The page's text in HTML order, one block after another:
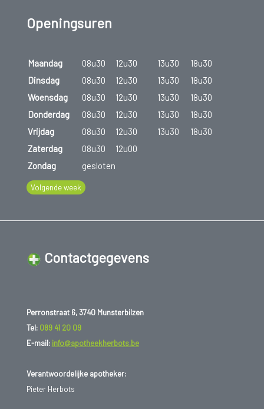
Openingsuren
Maandag 08u30 12u30 13u30
18u30
Dinsdag
08u30 12u30 13u30
18u30
Woensdag
08u30 12u30 13u30
18u30
Donderdag
08u30 12u30 13u30
18u30
Vrijdag
08u30 12u30 13u30
18u30
Zaterdag
08u30
12u00
Zondag
gesloten
Volgende week
Contactgegevens
Perronstraat 6, 3740 Munsterbilzen
Tel: 089 41 20 09
E-mail: info@apotheekherbots.be
Verantwoordelijke apotheker:
Pieter Herbots